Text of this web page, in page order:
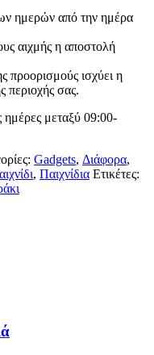
ημερών από την ημέρα
αιχμής η αποστολή
προορισμούς ισχύει η
περιοχής σας.
ημέρες μεταξύ 09:00-
Gadgets, Διάφορα,
, Παιχνίδια Ετικέτες: